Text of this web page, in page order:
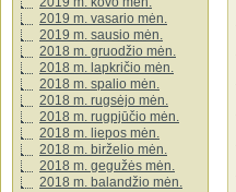
2019 m. vasario mėn.
2019 m. sausio mėn.
2018 m. gruodžio mėn.
2018 m. lapkričio mėn.
2018 m. spalio mėn.
2018 m. rugsėjo mėn.
2018 m. rugpjūčio mėn.
2018 m. liepos mėn.
2018 m. birželio mėn.
2018 m. gegužės mėn.
2018 m. balandžio mėn.